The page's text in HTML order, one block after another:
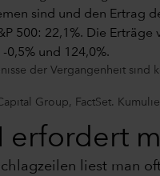
der Vergangenheit sind
Group, FactSet.
erfordert
liest man